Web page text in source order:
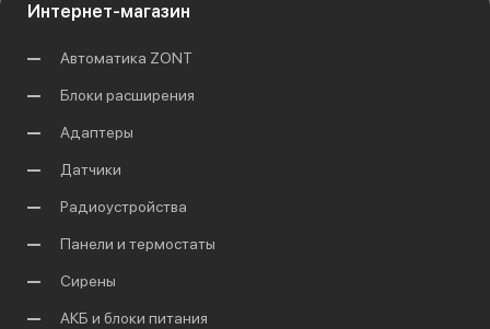
Интернет-магазин
Автоматика ZONT
Блоки расширения
Адаптеры
Датчики
Радиоустройства
Панели и термостаты
Сирены
АКБ и блоки питания